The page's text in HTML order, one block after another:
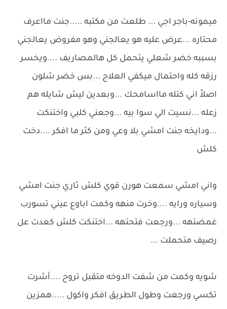
ميمونه-باجر اجي ... طلعت من مكتبه .....جنت مااعرف
محتاره ...عرض عليه هو يعالجني وهو مفروض يعالجني
بسببه خضر شعلي يتحمل كل هالمصاريف ....ويخسر
رزقه كله واحتمال ميكفي العلاج ...بس خضر شلون
اصلاً اني كتله مااسامحك ...وبعدين ليش شايله هم
زعله ...نسيت الي سوا بيه ...وجعني كلبي واختنكت
...ودايخه جنت امشي بلا وعي ومن كثر ما افكر ....دخت
كلش
واني امشي سمعت هورن قوي كلش ثاري جنت امشي
وسياره ورايه ....وخرت منهه وكمت اباوع عيني تسورب
غمضتهه ...ورجعت فتحتهه ...اختنكت كلش كعدت عل
رصيف متحملت ...
شويه وكمت من شفت الدوخه متقبل تروح ....أشرت
تكسي ورجعت وطول الطريق افكر واكول .....همزين